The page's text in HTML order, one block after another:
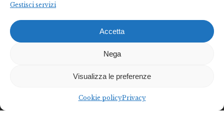
Gestisci servizi
Accetta
Nega
Visualizza le preferenze
Cookie policyPrivacy